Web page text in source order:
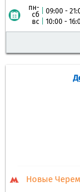
пн-
сб
09:00 -
вс
10:00 -
Новые